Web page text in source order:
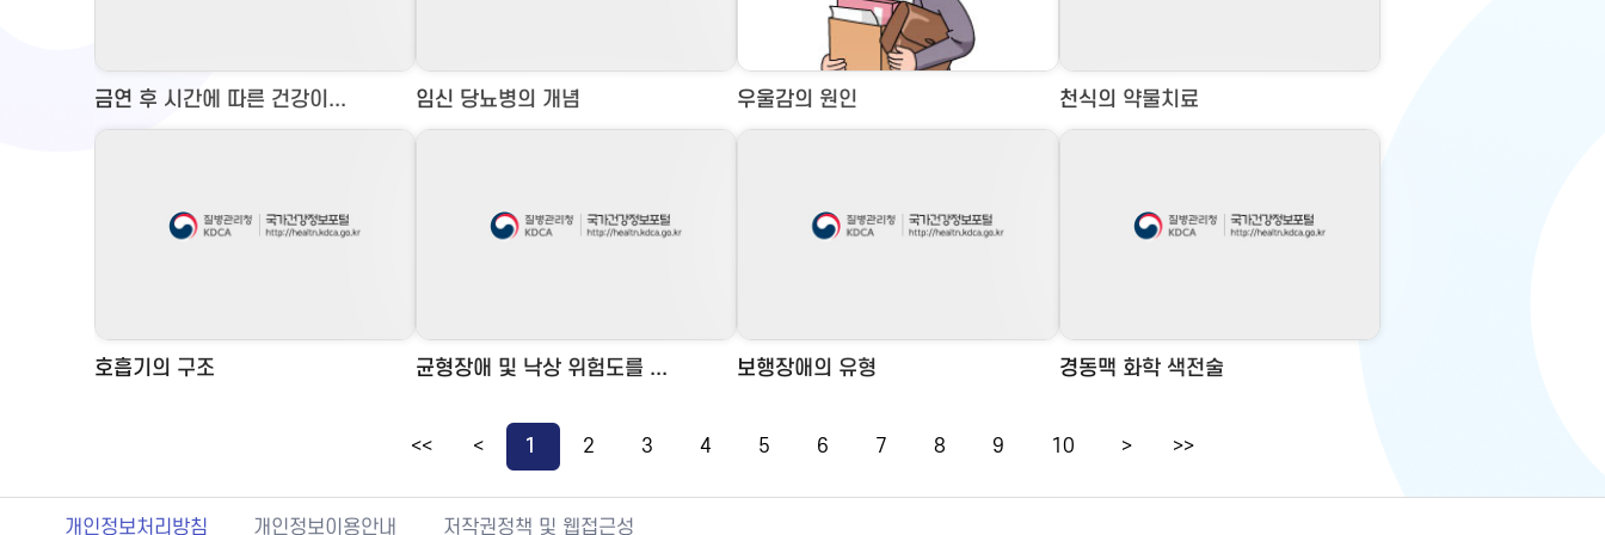
금연 후 시간에 따른 건강이... 임신 당뇨병의 개념 우울감의 원인 천식의 약물치료
호흡기의 구조 균형장애 및 낙상 위험도를 ... 보행장애의 유형 경동맥 화학 색전술
<< < 1 2 3 4 5 6 7 8 9 10 > >>
개인정보처리방침 개인정보이용안내 저작권정책 및 웹접근성